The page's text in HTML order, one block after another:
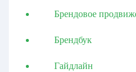
Брендовое
Брендбук
Гайдлайн